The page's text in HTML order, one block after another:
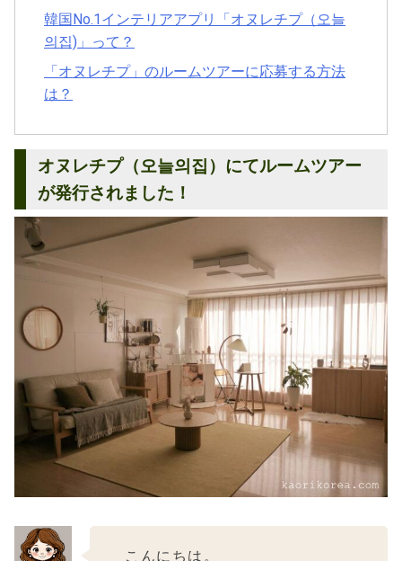
韓国No.1インテリアアプリ「オヌレチプ（오늘
의집)」って？
「オヌレチプ」のルームツアーに応募する方法
は？
オヌレチプ（오늘의집）にてルームツアー
が発行されました！
こんにちは。